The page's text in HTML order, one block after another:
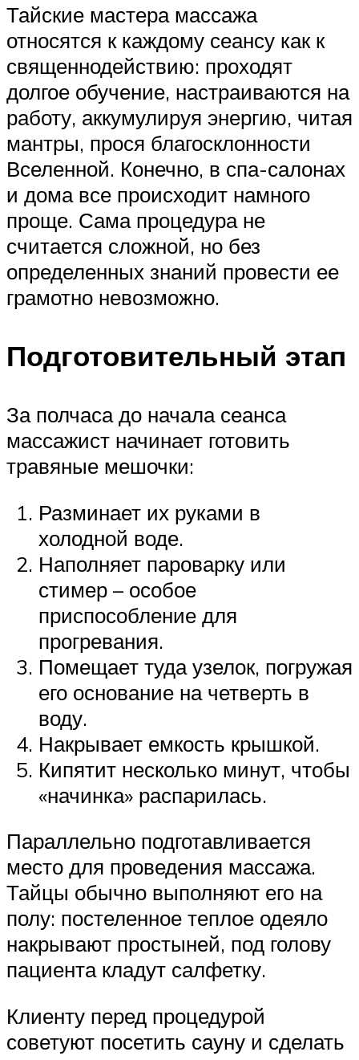
Тайские мастера массажа
относятся к каждому сеансу как к
священнодействию: проходят
долгое обучение, настраиваются на
работу, аккумулируя энергию, читая
мантры, прося благосклонности
Вселенной. Конечно, в спа-салонах
и дома все происходит намного
проще. Сама процедура не
считается сложной, но без
определенных знаний провести ее
грамотно невозможно.
Подготовительный этап
За полчаса до начала сеанса
массажист начинает готовить
травяные мешочки:
Разминает их руками в
холодной воде.
Наполняет пароварку или
стимер – особое
приспособление для
прогревания.
Помещает туда узелок, погружая
его основание на четверть в
воду.
Накрывает емкость крышкой.
Кипятит несколько минут, чтобы
«начинка» распарилась.
Параллельно подготавливается
место для проведения массажа.
Тайцы обычно выполняют его на
полу: постеленное теплое одеяло
накрывают простыней, под голову
пациента кладут салфетку.
Клиенту перед процедурой
советуют посетить сауну и сделать